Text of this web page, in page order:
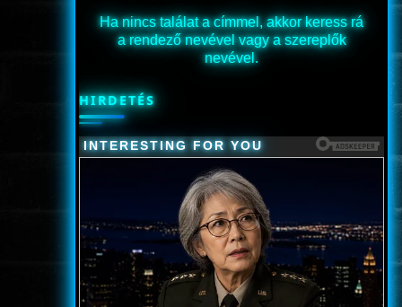
Ha nincs találat a címmel, akkor keress rá
a rendező nevével vagy a szereplők
nevével.
HIRDETÉS